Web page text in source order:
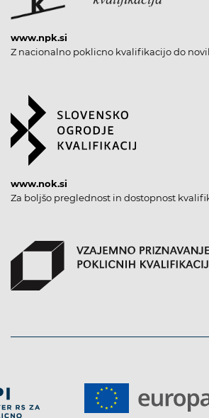
www.npk.si
Z nacionalno poklicno kvalifikacijo do
www.nok.si
Za boljšo preglednost in dostopnost